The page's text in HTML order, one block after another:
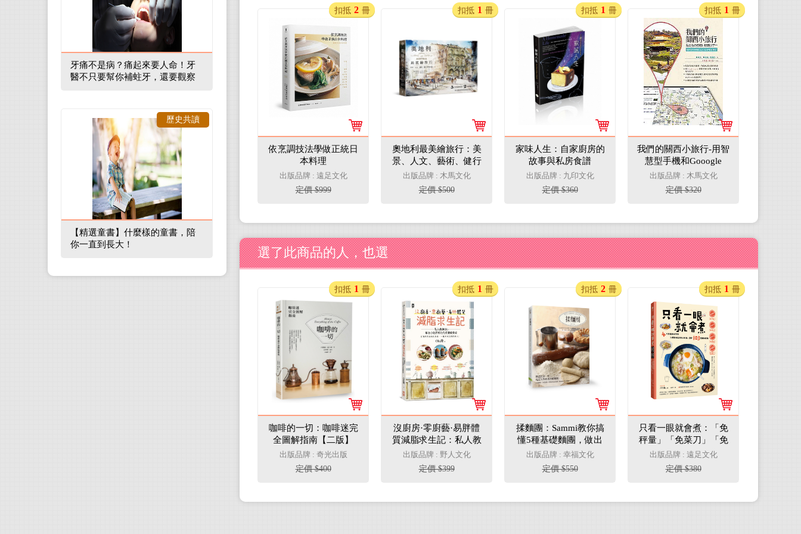
依烹調技法學做正統日
本料理
出版品牌 : 遠足文化
定價 $999
扣抵 2 冊
奧地利最美繪旅行：美
景、人文、藝術、健行
深度漫遊，給大人的完
整自助攻略
出版品牌 : 木馬文化
定價 $500
扣抵 1 冊
家味人生：自家廚房的
故事與私房食譜
出版品牌 : 九印文化
定價 $360
扣抵 1 冊
我們的關西小旅行-用智
慧型手機和Gooogle
Map輕鬆自助行
出版品牌 : 木馬文化
定價 $320
扣抵 1 冊
選了此商品的人，也選
咖啡的一切：咖啡迷完
全圖解指南【二版】
出版品牌 : 奇光出版
定價 $400
扣抵 1 冊
沒廚房·零廚藝·易胖體
質減脂求生記：私人教
練Ola單身小套房裡的
完美健康餐桌
出版品牌 : 野人文化
定價 $399
扣抵 1 冊
揉麵團：Sammi教你搞
懂5種基礎麵團，做出
麵包、蛋糕、塔、泡
芙、餅乾一定要先學會
的烘焙糕點！(二版)
出版品牌 : 幸福文化
定價 $550
扣抵 2 冊
只看一眼就會煮：「免
秤量」「免菜刀」「免
剩食」「免開火」，4
大類食譜任你挑！24萬
粉絲加持的JOE桑｡圖解
出版品牌 : 遠足文化
定價 $380
扣抵 1 冊
牙痛不是病？痛起來要人命！牙
醫不只要幫你補蛀牙，還要觀察
【精選童書】什麼樣的童書，陪
你一直到長大！
歷史共讀